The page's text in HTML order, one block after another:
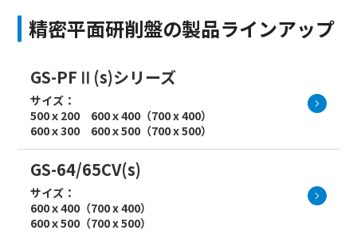
精密平面研削盤の製品ラインアップ
GS-PFⅡ(s)シリーズ
サイズ：
500ｘ200 600ｘ400（700 x 400）
600ｘ300 600ｘ500（700 x 500）
GS-64/65CV(s)
サイズ：
600ｘ400（700 x 400）
600ｘ500（700 x 500）